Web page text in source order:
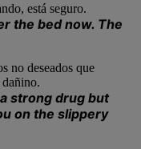
está seguro.
the bed now. The
no deseados que
strong drug but
on the slippery